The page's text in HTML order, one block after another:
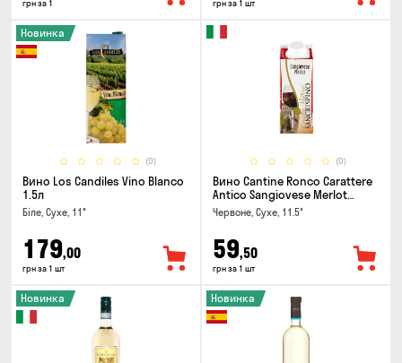
грн за 1 грн за 1 шт
(0)
Новинка
Вино Los Candiles Vino Blanco
1.5л
Біле, Сухе, 11°
179,00
грн за 1 шт
(0)
Вино Cantine Ronco Carattere
Antico Sangiovese Merlot
Rubicone IGT 0.25л
Червоне, Сухе, 11.5°
59,50
грн за 1 шт
Новинка Новинка